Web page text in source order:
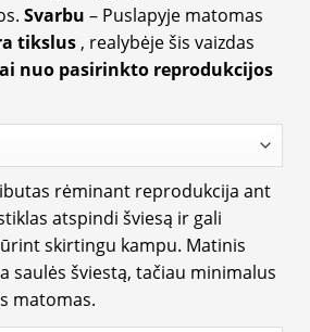
Svarbu – Puslapyje matomas
tikslus , realybėje šis vaizdas
nuo pasirinkto reprodukcijos
rėminant reprodukcija ant
atspindi šviesą ir gali
skirtingu kampu. Matinis
saulės šviestą, tačiau minimalus
matomas.